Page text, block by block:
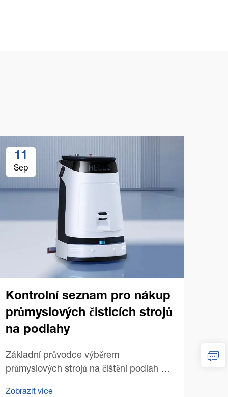
11
Sep
Kontrolní seznam pro nákup
průmyslových čisticích strojů
na podlahy
Základní průvodce výběrem
průmyslových strojů na čištění podlah –
Zobrazit více